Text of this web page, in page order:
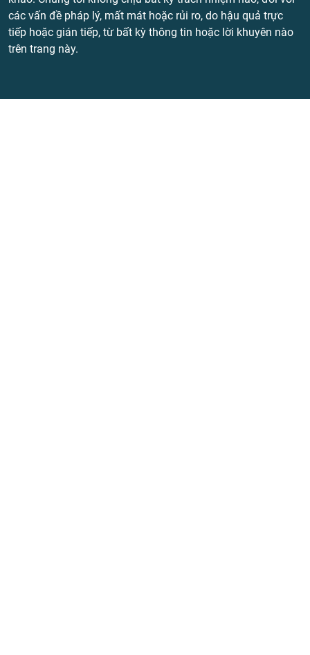
các vấn đề pháp lý, mất mát hoặc rủi ro, do hậu quả trực
tiếp hoặc gián tiếp, từ bất kỳ thông tin hoặc lời khuyên nào
trên trang này.